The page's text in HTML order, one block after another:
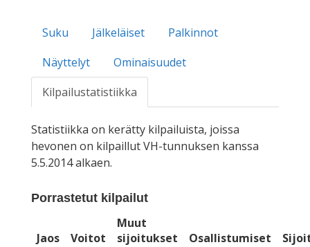
Suku Jälkeläiset
Palkinnot
Näyttelyt
Ominaisuudet
Kilpailustatistiikka
Statistiikka on kerätty kilpailuista, joissa
hevonen on kilpaillut VH-tunnuksen kanssa
5.5.2014 alkaen.
Porrastetut kilpailut
Jaos Voitot
Muut
sijoitukset
Osallistumiset